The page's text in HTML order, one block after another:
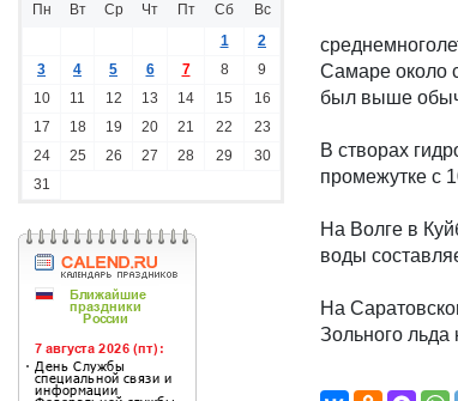
Пн Вт Ср Чт Пт Сб
Вс
1
2
3
4 5 6 7 8
9
10
11 12 13 14 15
16
17
18 19 20 21 22
23
24
25 26 27 28 29
30
31
Самаре около
был выше
В створах
промежутке с
На Волге в
воды
На
Зольного льда